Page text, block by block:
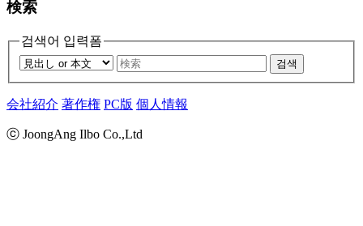
検索
검색어 입력폼
검색
会社紹介 著作権 PC版 個人情報
ⓒ JoongAng Ilbo Co.,Ltd